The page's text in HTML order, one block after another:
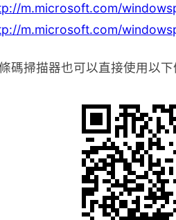
m.microsoft.com/
m.microsoft.com/
碼掃描器也可以直接使用以下